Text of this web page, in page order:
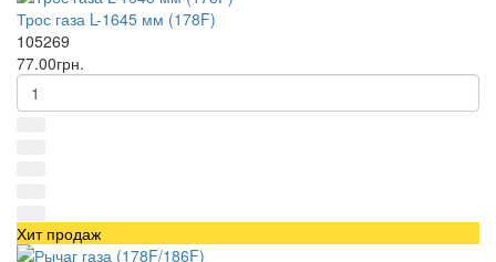
Трос газа L-1645 мм (178F)
105269
77.00грн.
Хит продаж